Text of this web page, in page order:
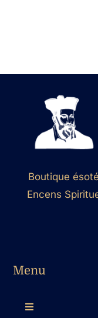
Boutique
Encens
Menu
Toggle